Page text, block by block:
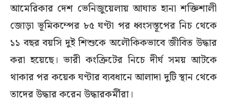
আমেরিকার দেশ ভেনিজুয়েলায় আঘাত হানা শক্তিশালী
জোড়া ভূমিকম্পের ৮৫ ঘণ্টা পর ধ্বংসস্তূপের নিচ থেকে
১১ বছর বয়সি দুই শিশুকে অলৌকিকভাবে জীবিত উদ্ধার
করা হয়েছে। ভারী কংক্রিটের নিচে দীর্ঘ সময় আটকে
থাকার পর কয়েক ঘণ্টার ব্যবধানে আলাদা দুটি স্থান থেকে
তাদের উদ্ধার করেন উদ্ধারকর্মীরা।